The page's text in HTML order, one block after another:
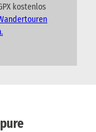
kostenlos